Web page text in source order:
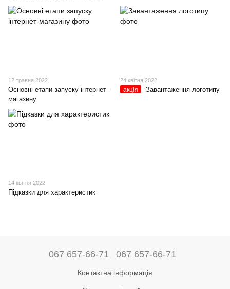
12 травня 2022
Основні етапи запуску інтернет-
магазину
24 квітня 2022
акція Завантаження логотипу
14 квітня 2022
Підказки для характеристик
067 657-66-71 067 657-66-71
Контактна інформація